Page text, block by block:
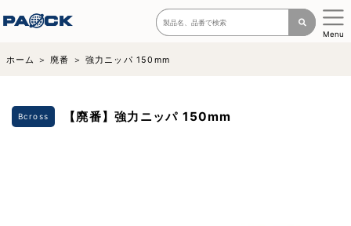
Menu
ホーム 廃番 強力ニッパ 150mm
Bcross 【廃番】強力ニッパ 150mm